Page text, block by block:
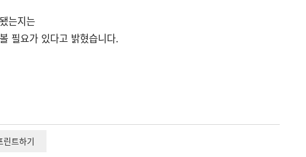
는지는
필요가 있다고 밝혔습니다.
린트하기